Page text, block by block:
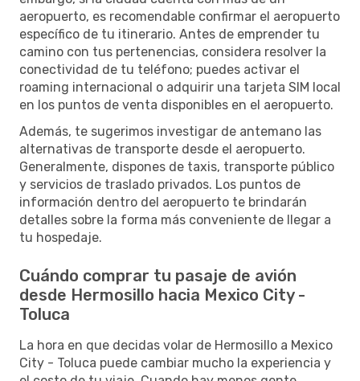
aeropuerto, es recomendable confirmar el aeropuerto
específico de tu itinerario. Antes de emprender tu
camino con tus pertenencias, considera resolver la
conectividad de tu teléfono; puedes activar el
roaming internacional o adquirir una tarjeta SIM local
en los puntos de venta disponibles en el aeropuerto.
Además, te sugerimos investigar de antemano las
alternativas de transporte desde el aeropuerto.
Generalmente, dispones de taxis, transporte público
y servicios de traslado privados. Los puntos de
información dentro del aeropuerto te brindarán
detalles sobre la forma más conveniente de llegar a
tu hospedaje.
Cuándo comprar tu pasaje de avión
desde Hermosillo hacia Mexico City -
Toluca
La hora en que decidas volar de Hermosillo a Mexico
City - Toluca puede cambiar mucho la experiencia y